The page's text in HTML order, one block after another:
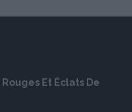
Et Éclats De